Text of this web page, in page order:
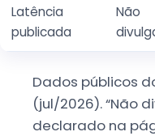
Latência
publicada
Não
Dados públicos
(jul/2026). “Não
declarado na